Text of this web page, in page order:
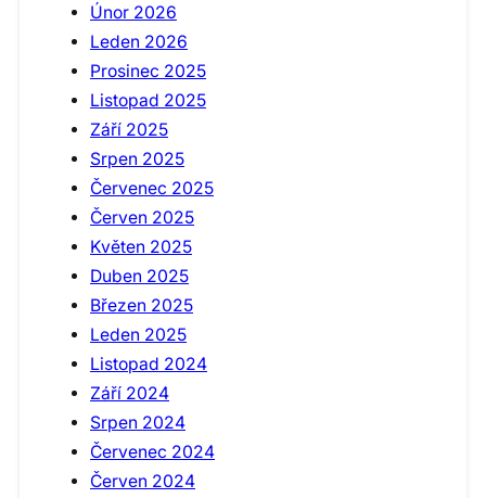
Únor 2026
Leden 2026
Prosinec 2025
Listopad 2025
Září 2025
Srpen 2025
Červenec 2025
Červen 2025
Květen 2025
Duben 2025
Březen 2025
Leden 2025
Listopad 2024
Září 2024
Srpen 2024
Červenec 2024
Červen 2024